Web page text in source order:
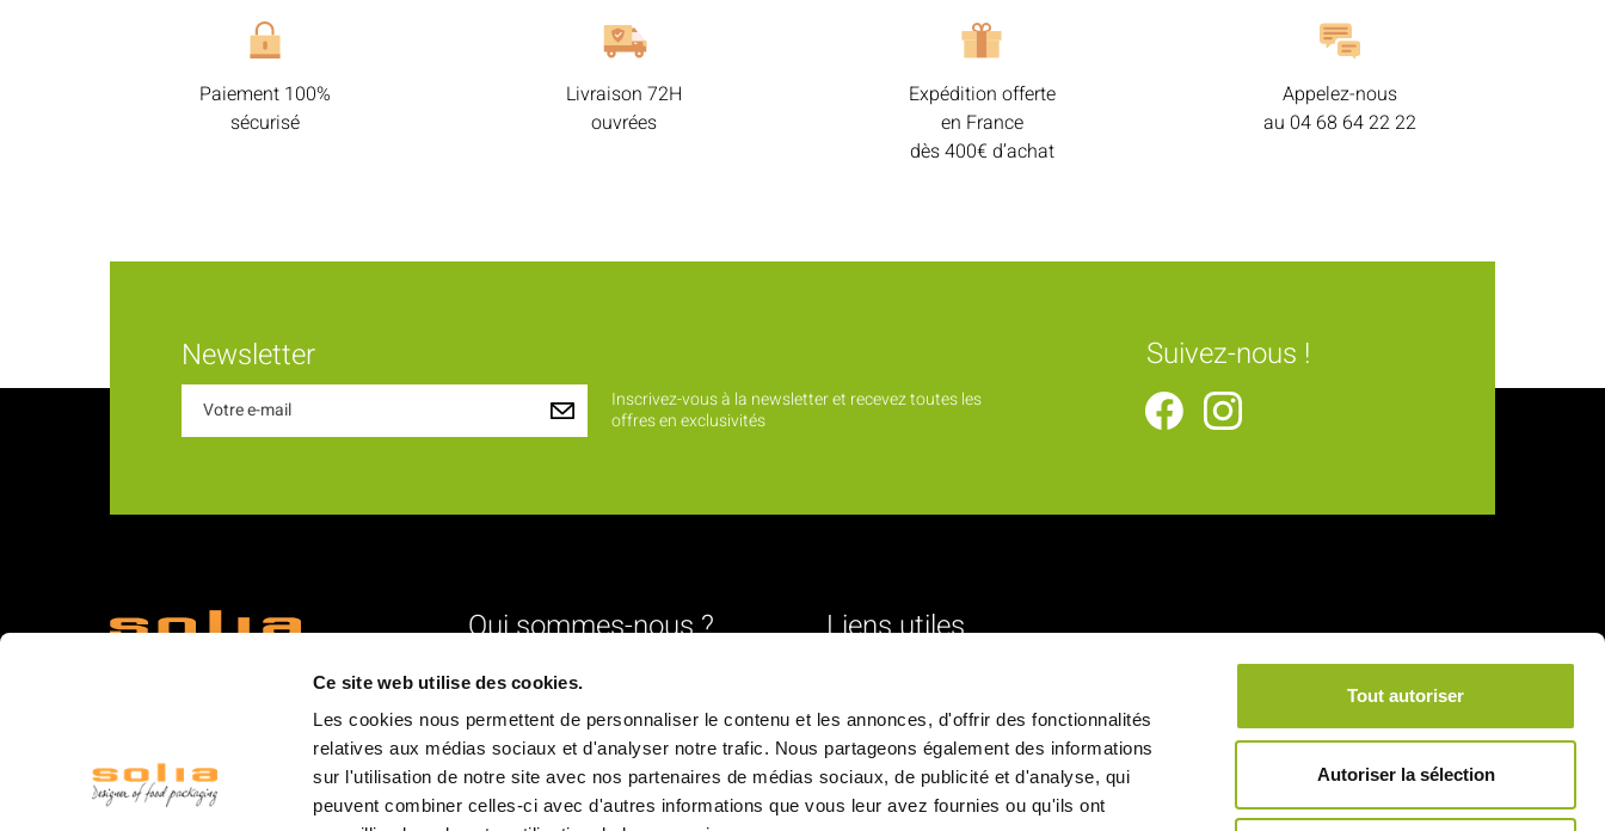
Ce site web utilise des cookies.
Les cookies nous permettent de personnaliser le contenu et les annonces, d'offrir des fonctionnalités
relatives aux médias sociaux et d'analyser notre trafic. Nous partageons également des informations
sur l'utilisation de notre site avec nos partenaires de médias sociaux, de publicité et d'analyse, qui
peuvent combiner celles-ci avec d'autres informations que vous leur avez fournies ou qu'ils ont
Tout autoriser
Autoriser la sélection
Paiement 100%
sécurisé
Livraison 72H
ouvrées
Expédition offerte
en France
dès 400€ d’achat
Appelez-nous
au 04 68 64 22 22
Newsletter
Inscrivez-vous à la newsletter et recevez toutes les
offres en exclusivités
Suivez-nous !
Qui sommes-nous ?
L'identité
Nos valeurs
La structure
L'équipe
La logistique
Liens utiles
Mentions légales
Conditions générales de vente
Paiement sécurisé